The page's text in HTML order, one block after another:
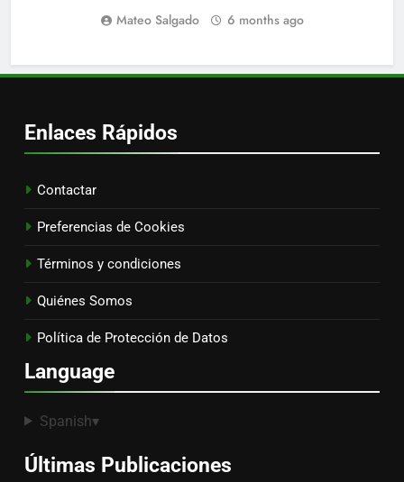
Mateo Salgado 6 months ago
Enlaces Rápidos
Contactar
Preferencias de Cookies
Términos y condiciones
Quiénes Somos
Política de Protección de Datos
Language
Spanish▾
Últimas Publicaciones